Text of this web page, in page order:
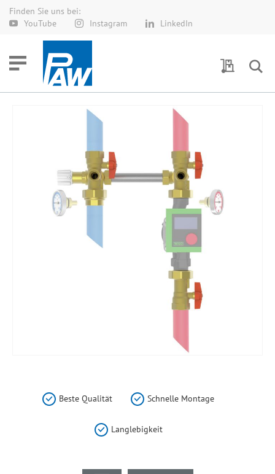
Finden Sie uns bei:
YouTube
Instagram LinkedIn
Direkt
Meine
Beste Qualität Schnelle Montage
Langlebigkeit